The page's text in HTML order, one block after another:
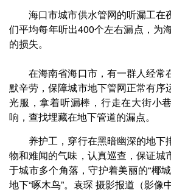
海口市城市供水管网的听漏工在
们平均每年听出400个左右漏点，为
的损失。
在海南省海口市，有一群人经常
默辛劳，保障城市地下管网正常有序
光服，拿着听漏棒，行走在大街小
响，查找埋藏在地下管道的漏点。
养护工，穿行在黑暗幽深的地下
物和难闻的气味，认真巡查，保证城
于城市多个角落，守护着美丽的“椰
地下“啄木鸟”。袁琛 摄影报道（影像